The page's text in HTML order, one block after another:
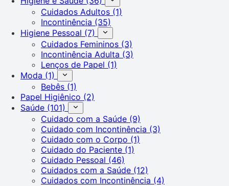
Cuidados Adultos (1)
Incontinência (35)
Higiene Pessoal (7)
Cuidados Femininos (3)
Incontinência Adulta (3)
Lenços de Papel (1)
Moda (1)
Bebês (1)
Papel Higiênico (2)
Saúde (101)
Cuidado com a Saúde (9)
Cuidado com Incontinência (3)
Cuidado com o Corpo (1)
Cuidado do Paciente (1)
Cuidado Pessoal (46)
Cuidados com a Saúde (12)
Cuidados com Incontinência (4)